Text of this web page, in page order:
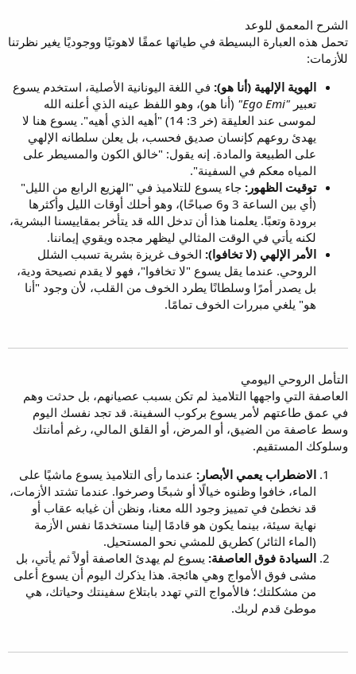
الشرح المعمق للوعد
تحمل هذه العبارة البسيطة في طياتها عمقًا لاهوتيًا ووجوديًا يغير نظرتنا
للأزمات:
الهوية الإلهية (أنا هو): في اللغة اليونانية الأصلية، استخدم يسوع
تعبير "Ego Emi"
(أنا هو)، وهو اللفظ عينه الذي أعلنه الله
لموسى عند العليقة (خر 3: 14) "أهيه الذي أهيه". يسوع هنا لا
يهدئ روعهم كإنسان صديق فحسب، بل يعلن سلطانه الإلهي
على الطبيعة والمادة. إنه يقول: "خالق الكون والمسيطر على
المياه معكم في السفينة".
توقيت الظهور: جاء يسوع للتلاميذ في "الهزيع الرابع من الليل"
(أي بين الساعة 3 و6 صباحًا)، وهو أحلك أوقات الليل وأكثرها
برودة وتعبًا. يعلمنا هذا أن تدخل الله قد يتأخر بمقاييسنا البشرية،
لكنه يأتي في الوقت المثالي ليظهر مجده ويقوي إيماننا.
الأمر الإلهي (لا تخافوا): الخوف غريزة بشرية تسبب الشلل
الروحي. عندما يقل يسوع "لا تخافوا"، فهو لا يقدم نصيحة ودية،
بل يصدر أمرًا وسلطانًا يطرد الخوف من القلب، لأن وجود "أنا
هو" يلغي مبررات الخوف تمامًا.
التأمل الروحي اليومي
العاصفة التي واجهها التلاميذ لم تكن بسبب عصيانهم، بل حدثت وهم
في عمق طاعتهم لأمر يسوع بركوب السفينة. قد تجد نفسك اليوم
وسط عاصفة من الضيق، أو المرض، أو القلق المالي، رغم أمانتك
وسلوكك المستقيم.
الاضطراب يعمي الأبصار: عندما رأى التلاميذ يسوع ماشيًا على
الماء، خافوا وظنوه خيالًا أو شبحًا وصرخوا. عندما تشتد الأزمات،
قد نخطئ في تمييز وجود الله معنا، ونظن أن غيابه عقاب أو
نهاية سيئة، بينما يكون هو قادمًا إلينا مستخدمًا نفس الأزمة
(الماء الثائر) كطريق للمشي نحو المستحيل.
السيادة فوق العاصفة: يسوع لم يهدئ العاصفة أولاً ثم يأتي، بل
مشى فوق الأمواج وهي هائجة. هذا يذكرك اليوم أن يسوع أعلى
من مشكلتك؛ فالأمواج التي تهدد بابتلاع سفينتك وحياتك، هي
موطئ قدم لربك.